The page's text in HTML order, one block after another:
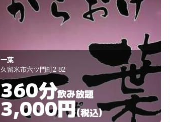
Laki
大牟田市大正町1-3-3
60分飲み放題
3,000円(税込)